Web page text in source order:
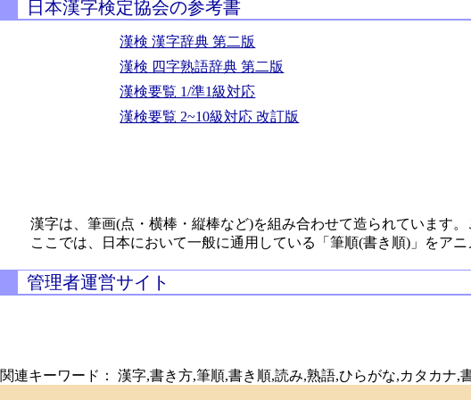
日本漢字検定協会の参考書
漢検 漢字辞典 第二版
漢検 四字熟語辞典 第二版
漢検要覧 1/準1級対応
漢検要覧 2~10級対応 改訂版
漢字は、筆画(点・横棒・縦棒など)を組み合わせて造られています
ここでは、日本において一般に通用している「筆順(書き順)」をア
管理者運営サイト
関連キーワード： 漢字,書き方,筆順,書き順,読み,熟語,ひらがな,カタカナ,